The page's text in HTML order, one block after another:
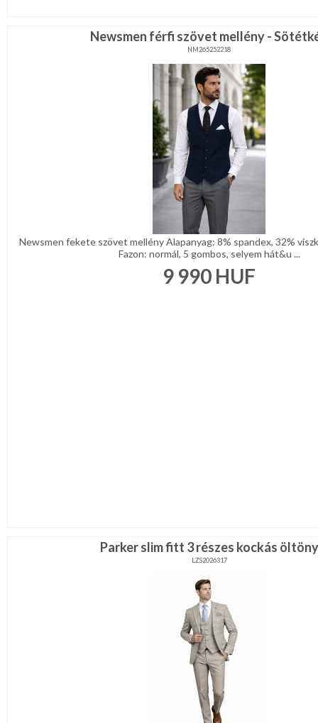
Newsmen férfi szövet mellény -
NM265252218
Newsmen fekete szövet mellény Alapanyag: 8% spandex, 32%
Fazon: normál, 5 gombos, selyem hát&u ...
9 990 HUF
Parker slim fitt 3 részes kockás öltöny
LZS2026317